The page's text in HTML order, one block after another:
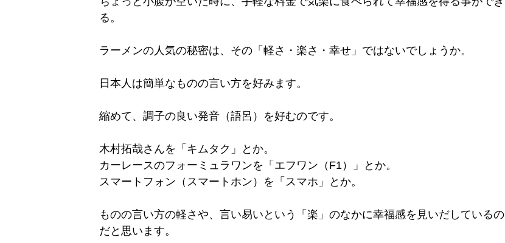
る。
ラーメンの人気の秘密は、その「軽さ・楽さ・幸せ」ではないでしょうか。
日本人は簡単なものの言い方を好みます。
縮めて、調子の良い発音（語呂）を好むのです。
木村拓哉さんを「キムタク」とか。
カーレースのフォーミュラワンを「エフワン（F1）」とか。
スマートフォン（スマートホン）を「スマホ」とか。
ものの言い方の軽さや、言い易いという「楽」のなかに幸福感を見いだしているの
だと思います。